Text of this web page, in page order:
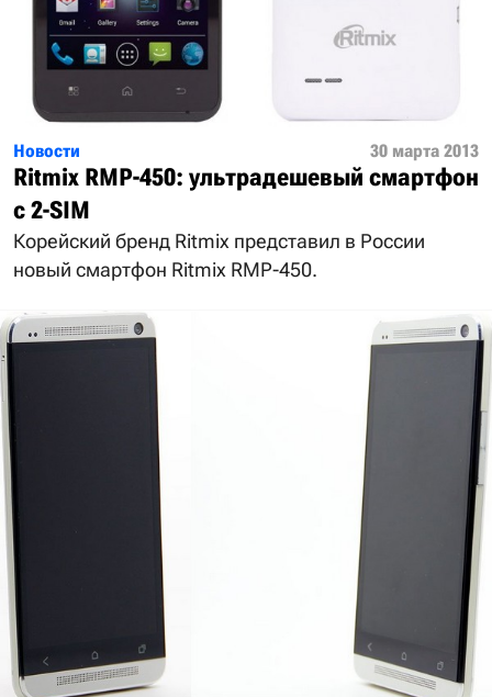
Новости 30 марта 2013
Ritmix RMP-450: ультрадешевый смартфон
с 2-SIM
Корейский бренд Ritmix представил в России
новый смартфон Ritmix RMP-450.